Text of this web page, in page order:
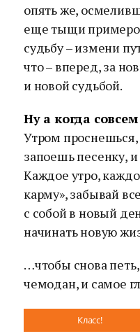
опять же,
еще тыщи
судьбу – измени
что – вперед, за
и новой судьбой.
Ну а когда
Утром
запоешь песенку,
Каждое утро,
карму», забывай
с собой в новый
начинать новую
…чтобы снова петь,
чемодан, и самое
Класс!